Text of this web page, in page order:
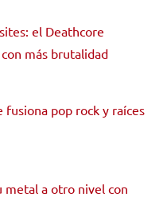
el Deathcore
más brutalidad
fusiona pop rock y raíces
metal a otro nivel con